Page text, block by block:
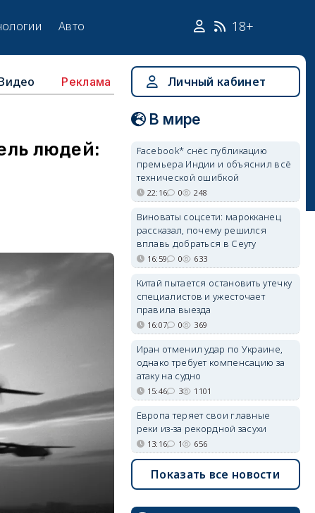
Авто 18+
Реклама
людей:
Личный кабинет
В мире
Facebook* снёс публикацию
премьера Индии и объяснил всё
технической ошибкой
22:16 0 248
Виноваты соцсети: марокканец
рассказал, почему решился
вплавь добраться в Сеуту
16:59 0 633
Китай пытается остановить утечку
специалистов и ужесточает
правила выезда
16:07 0 369
Иран отменил удар по Украине,
однако требует компенсацию за
атаку на судно
15:46 3 1101
Европа теряет свои главные
реки из-за рекордной засухи
13:16 1 656
Показать все новости